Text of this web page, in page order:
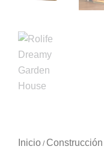
Inicio / Construcción